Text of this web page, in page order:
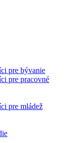
pre bývanie
pre pracovné
pre mládež